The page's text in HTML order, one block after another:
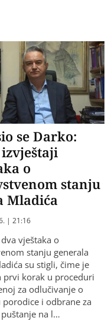
se Darko:
o
stanju
Mladića
| 21:16
vještaka o
stanju generala
su stigli, čime je
prvi korak u proceduri
za odlučivanje o
porodice i odbrane za
na l…